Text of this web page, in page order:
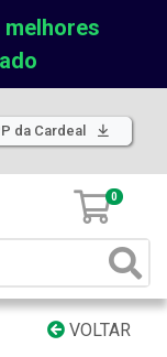
da Cardeal
0
VOLTAR